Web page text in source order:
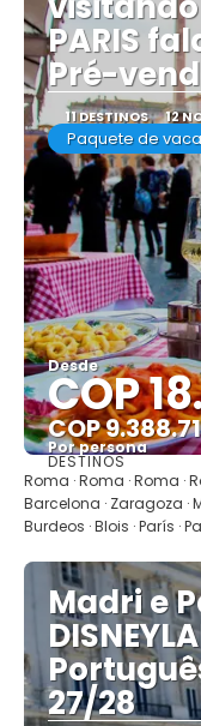
PARIS
Pré-
11 DESTINOS 12
Paquete de
Desde
COP
COP
Por persona
DESTINOS
Roma · Roma · Roma ·
Barcelona · Zaragoza ·
Burdeos · Blois · París ·
Madri e
27/28